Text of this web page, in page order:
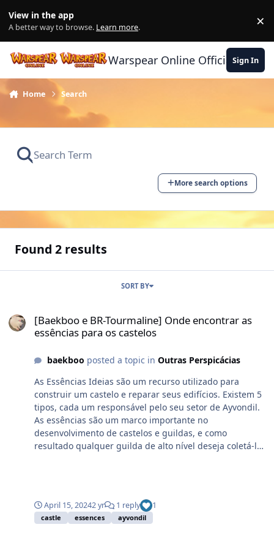
View in the app
A better way to browse. Learn more. ×
Warspear Online Official Forum
Sign In
Home Search
More search options
Found 2 results
SORT BY
[Baekboo e BR-Tourmaline] Onde encontrar as
essências para os castelos
baekboo posted a topic in Outras Perspicácias
As Essências Ideias são um recurso utilizado para
construir um castelo e reparar seus edifícios. Existem 5
tipos, cada um responsável pelo seu setor de Ayvondil.
As essências são um marco importante no
desenvolvimento de castelos e guildas, e como
resultado qualquer guilda de alto nível deseja coletá-las
as essências o tempo de ressurgimento delas são de:
~24 horas ± 20 minutos desde sua última coleção.
PRIMEIRO SETOR DE AYVONDIL - FLORESTA SAGRADA
April 15, 20242 yr 1 reply 1
castle essences ayvondil